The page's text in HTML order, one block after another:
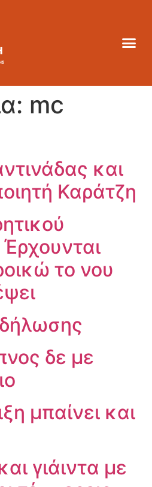
mc
και
Καράτζη
το νου
δε με
μπαίνει και
γιάιντα με